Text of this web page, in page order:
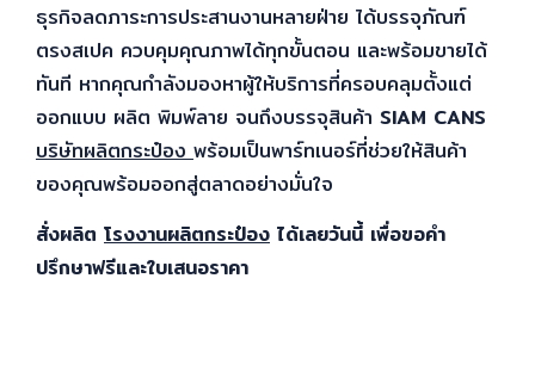
ธุรกิจลดภาระการประสานงานหลายฝ่าย ได้บรรจุภัณฑ์
ตรงสเปค ควบคุมคุณภาพได้ทุกขั้นตอน และพร้อมขายได้
ทันที หากคุณกำลังมองหาผู้ให้บริการที่ครอบคลุมตั้งแต่
ออกแบบ ผลิต พิมพ์ลาย จนถึงบรรจุสินค้า SIAM CANS
บริษัทผลิตกระป๋อง พร้อมเป็นพาร์ทเนอร์ที่ช่วยให้สินค้า
ของคุณพร้อมออกสู่ตลาดอย่างมั่นใจ
สั่งผลิต โรงงานผลิตกระป๋อง ได้เลยวันนี้ เพื่อขอคำ
ปรึกษาฟรีและใบเสนอราคา